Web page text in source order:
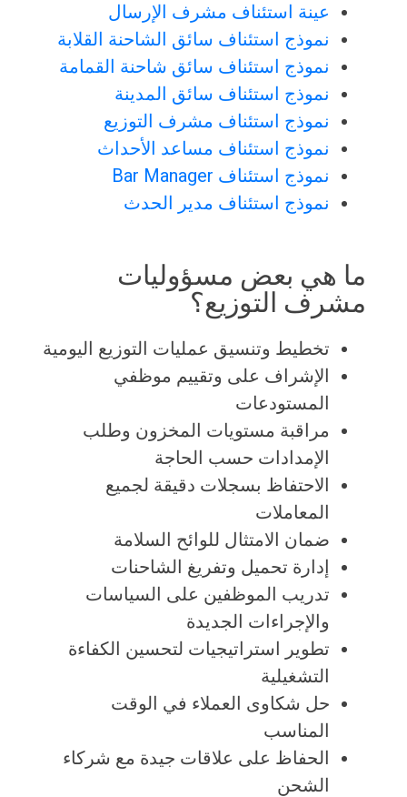
عينة استئناف مشرف الإرسال
نموذج استئناف سائق الشاحنة القلابة
نموذج استئناف سائق شاحنة القمامة
نموذج استئناف سائق المدينة
نموذج استئناف مشرف التوزيع
نموذج استئناف مساعد الأحداث
نموذج استئناف Bar Manager
نموذج استئناف مدير الحدث
ما هي بعض مسؤوليات
مشرف التوزيع؟
تخطيط وتنسيق عمليات التوزيع اليومية
الإشراف على وتقييم موظفي
المستودعات
مراقبة مستويات المخزون وطلب
الإمدادات حسب الحاجة
الاحتفاظ بسجلات دقيقة لجميع
المعاملات
ضمان الامتثال للوائح السلامة
إدارة تحميل وتفريغ الشاحنات
تدريب الموظفين على السياسات
والإجراءات الجديدة
تطوير استراتيجيات لتحسين الكفاءة
التشغيلية
حل شكاوى العملاء في الوقت
المناسب
الحفاظ على علاقات جيدة مع شركاء
الشحن